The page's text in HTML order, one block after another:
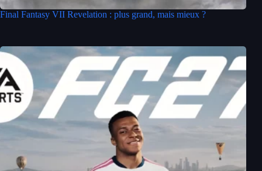
Final Fantasy VII Revelation : plus grand, mais mieux ?